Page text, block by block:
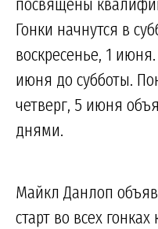
Гонки начнутся в
воскресенье, 1
июня до субботы.
четверг, 5 июня
днями.
Майкл Данлоп
старт во всех гонках